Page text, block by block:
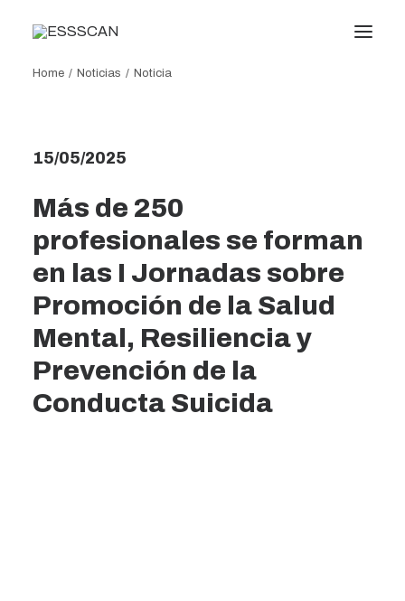
Servicios
Transparencia
Noticias
Oficina virtual
Search
Home Noticias Noticia
15/05/2025
Más de 250
profesionales se forman
en las I Jornadas sobre
Promoción de la Salud
Mental, Resiliencia y
Prevención de la
Conducta Suicida